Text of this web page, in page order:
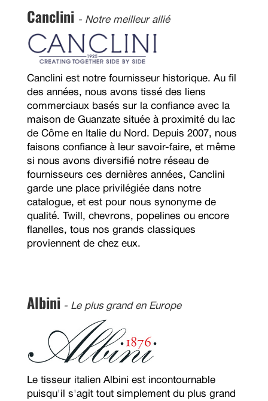
Canclini - Notre meilleur allié
Canclini est notre fournisseur historique. Au fil
des années, nous avons tissé des liens
commerciaux basés sur la confiance avec la
maison de Guanzate située à proximité du lac
de Côme en Italie du Nord. Depuis 2007, nous
faisons confiance à leur savoir-faire, et même
si nous avons diversifié notre réseau de
fournisseurs ces dernières années, Canclini
garde une place privilégiée dans notre
catalogue, et est pour nous synonyme de
qualité. Twill, chevrons, popelines ou encore
flanelles, tous nos grands classiques
proviennent de chez eux.
Albini - Le plus grand en Europe
Le tisseur italien Albini est incontournable
puisqu'il s'agit tout simplement du plus grand